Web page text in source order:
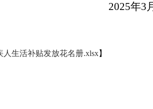
2025年3
生活补贴发放花名册.xlsx】